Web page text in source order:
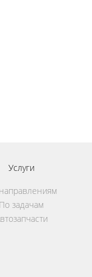
Услуги
По задачам